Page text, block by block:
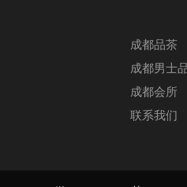
成都品茶
成都男士
成都会所
联系我们